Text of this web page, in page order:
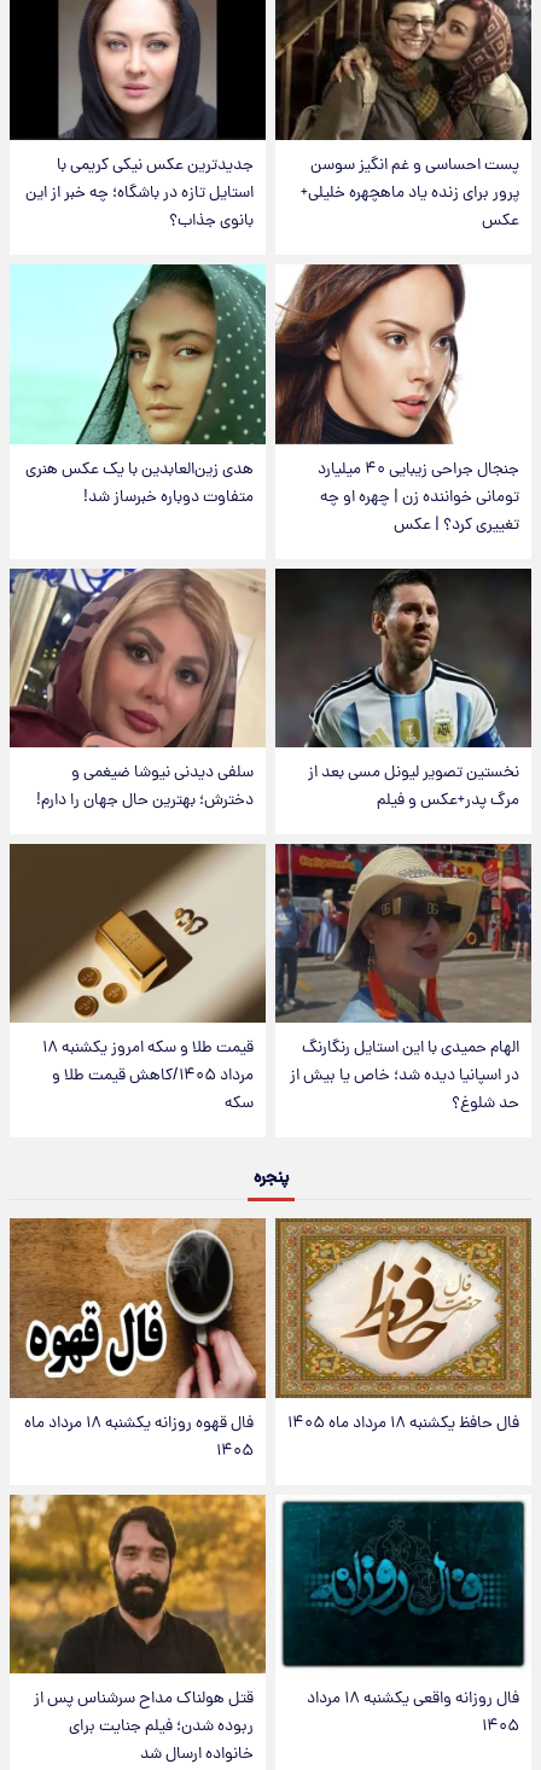
پست احساسی و غم انگیز سوسن
پرور برای زنده یاد ماهچهره خلیلی+
عکس
جدیدترین عکس نیکی کریمی با
استایل تازه در باشگاه؛ چه خبر از این
بانوی جذاب؟
جنجال جراحی زیبایی ۴۰ میلیارد
تومانی خواننده زن | چهره او چه
تغییری کرد؟ | عکس
هدی زین‌العابدین با یک عکس هنری
متفاوت دوباره خبرساز شد!
نخستین تصویر لیونل مسی بعد از
مرگ پدر+عکس و فیلم
سلفی دیدنی نیوشا ضیغمی و
دخترش؛ بهترین حال جهان را دارم!
الهام حمیدی با این استایل رنگارنگ
در اسپانیا دیده شد؛ خاص یا بیش از
حد شلوغ؟
قیمت طلا و سکه امروز یکشنبه ۱۸
مرداد ۱۴۰۵/کاهش قیمت طلا و
سکه
پنجره
فال حافظ یکشنبه ۱۸ مرداد ماه ۱۴۰۵
فال قهوه روزانه یکشنبه ۱۸ مرداد ماه
۱۴۰۵
فال روزانه واقعی یکشنبه ۱۸ مرداد
۱۴۰۵
قتل هولناک مداح سرشناس پس از
ربوده شدن؛ فیلم جنایت برای
خانواده ارسال شد